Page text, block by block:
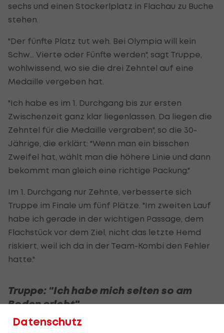
sechs und einen Stockerlplatz in Flachau zu Buche
stehen.
"Der fünfte Platz tut weh. Bei Olympia will kein
Schw… Vierte oder Fünfte werden", sagt Truppe,
wohlwissend, wo sie die drei Zehntel auf eine
Medaille vergeben hat.
"Ich habe es im 1. Durchgang bis zur ersten
Zwischenzeit ganz klar liegenlassen. Da liegen die
Zehntel für die Medaille vergraben", so die 30-
Jährige, die erklärt: "Wenn man ein bisschen
Zweifel hat, wählt man die höhere Linie und dann
bekommt man gleich eine richtige Packung."
Im 1. Durchgang nur Zehnte, verbesserte sich
Truppe im Finale um fünf Plätze. "Im zweiten Lauf
habe ich gerade in der wichtigen Passage, dem
Flachstück vor dem Ziel, nicht das letzte Hemd
riskiert, weil ich da in der Team-Kombi den Fehler
hatte."
Truppe: "Ich habe mich selten so am
Boden erlebt"
Auch in der angesprochenen Team-Kombination
Datenschutz